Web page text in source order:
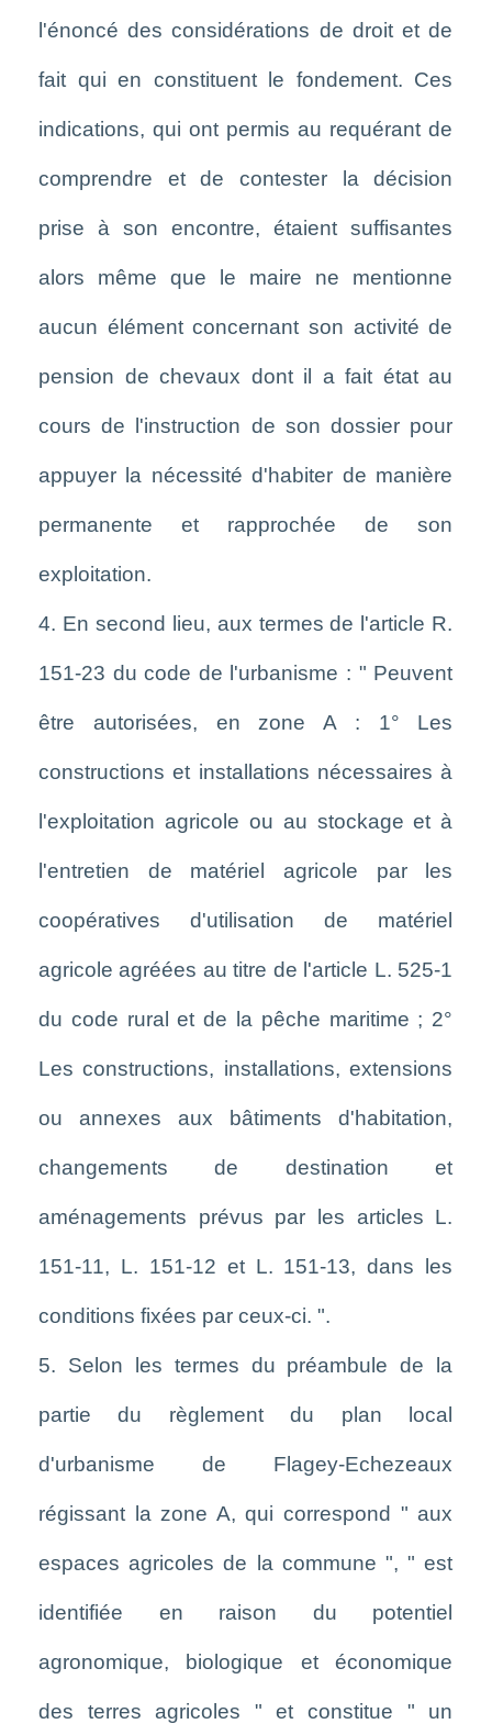
l'énoncé des considérations de droit et de
fait qui en constituent le fondement. Ces
indications, qui ont permis au requérant de
comprendre et de contester la décision
prise à son encontre, étaient suffisantes
alors même que le maire ne mentionne
aucun élément concernant son activité de
pension de chevaux dont il a fait état au
cours de l'instruction de son dossier pour
appuyer la nécessité d'habiter de manière
permanente et rapprochée de son
exploitation.
4. En second lieu, aux termes de l'article R.
151-23 du code de l'urbanisme : " Peuvent
être autorisées, en zone A : 1° Les
constructions et installations nécessaires à
l'exploitation agricole ou au stockage et à
l'entretien de matériel agricole par les
coopératives d'utilisation de matériel
agricole agréées au titre de l'article L. 525-1
du code rural et de la pêche maritime ; 2°
Les constructions, installations, extensions
ou annexes aux bâtiments d'habitation,
changements de destination et
aménagements prévus par les articles L.
151-11, L. 151-12 et L. 151-13, dans les
conditions fixées par ceux-ci. ".
5. Selon les termes du préambule de la
partie du règlement du plan local
d'urbanisme de Flagey-Echezeaux
régissant la zone A, qui correspond " aux
espaces agricoles de la commune ", " est
identifiée en raison du potentiel
agronomique, biologique et économique
des terres agricoles " et constitue " un